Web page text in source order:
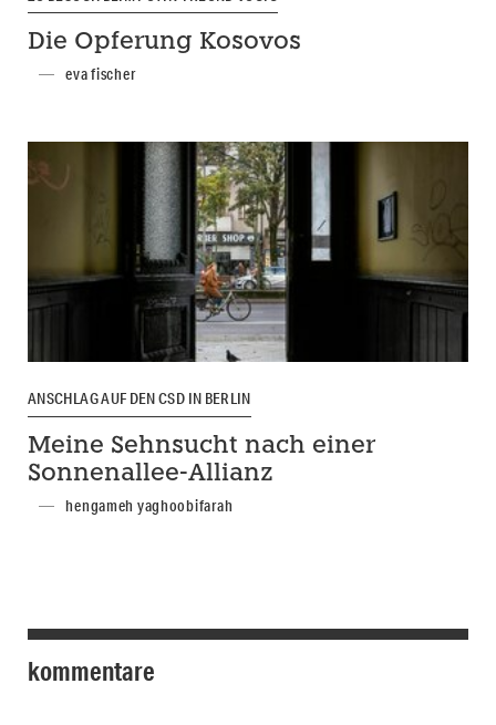
Die Opferung Kosovos
eva fischer
ANSCHLAG AUF DEN CSD IN BERLIN
Meine Sehnsucht nach einer
Sonnenallee-Allianz
hengameh yaghoobifarah
kommentare